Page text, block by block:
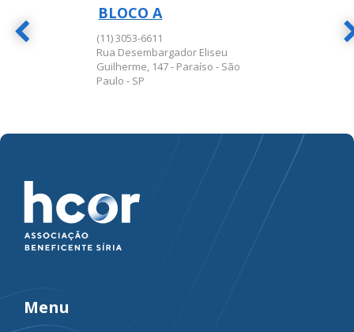
BLOCO A
(11) 3053-6611
Rua Desembargador Eliseu
Guilherme, 147 - Paraíso - São
Paulo - SP
Menu